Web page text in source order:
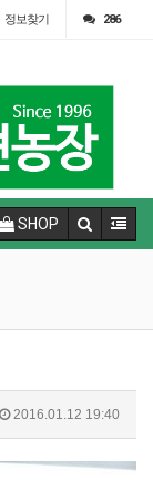
정보찾기 286
SHOP
2016.01.12 19:40